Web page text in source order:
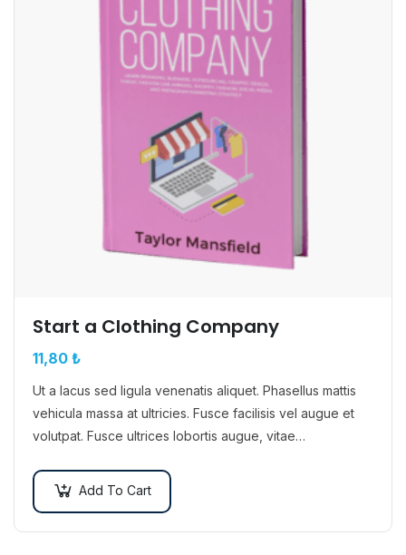
Start a Clothing Company
11,80 ₺
Ut a lacus sed ligula venenatis aliquet. Phasellus mattis
vehicula massa at ultricies. Fusce facilisis vel augue et
volutpat. Fusce ultrices lobortis augue, vitae
Add To Cart